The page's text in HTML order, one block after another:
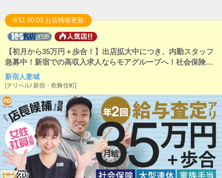
8/11 00:03 お店情報更新
【初月から35万円＋歩合！】出店拡大中につき、内勤スタッフ
急募中！新宿での高収入求人ならモアグループへ！社会保険、
交通費支給、長期休暇などの福利厚生も完備！
新宿人妻城
[デリヘル/ 新宿・歌舞伎町]